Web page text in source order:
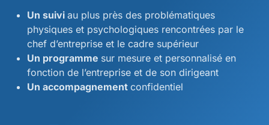
Un suivi au plus près des problématiques
physiques et psychologiques rencontrées par le
chef d’entreprise et le cadre supérieur
Un programme sur mesure et personnalisé en
fonction de l’entreprise et de son dirigeant
Un accompagnement confidentiel